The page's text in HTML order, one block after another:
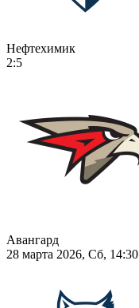
Нефтехимик
2:5
Авангард
28 марта 2026, Сб, 14:30